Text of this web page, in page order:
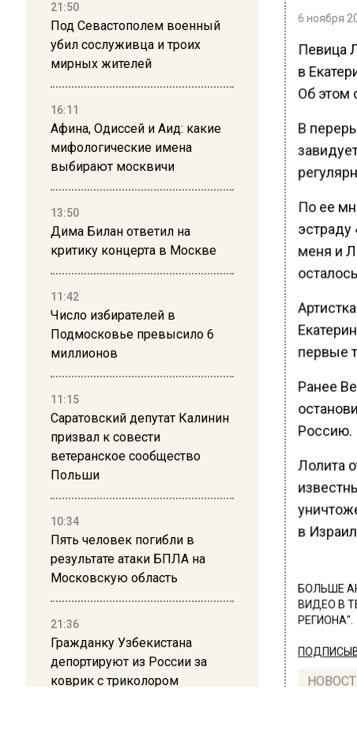
21:50
Под Севастополем военный
убил сослуживца и троих
мирных жителей
16:11
Афина, Одиссей и Аид: какие
мифологические имена
выбирают москвичи
13:50
Дима Билан ответил на
критику концерта в Москве
11:42
Число избирателей в
Подмосковье превысило 6
миллионов
11:15
Саратовский депутат Калинин
призвал к совести
ветеранское сообщество
Польши
10:34
Пять человек погибли в
результате атаки БПЛА на
Московскую область
21:36
Гражданку Узбекистана
депортируют из России за
коврик с триколором
6 ноября
Певица
в
Об этом
В
По ее
эстраду
меня и
первые
Ранее
Россию.
Лолита
в
БОЛЬШЕ
ВИДЕО В
РЕГИОНА".